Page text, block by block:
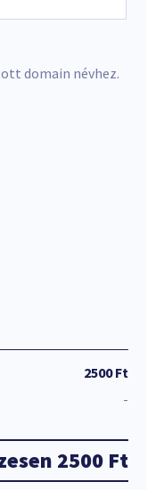
domain névhez.
2500 Ft
-
2500 Ft